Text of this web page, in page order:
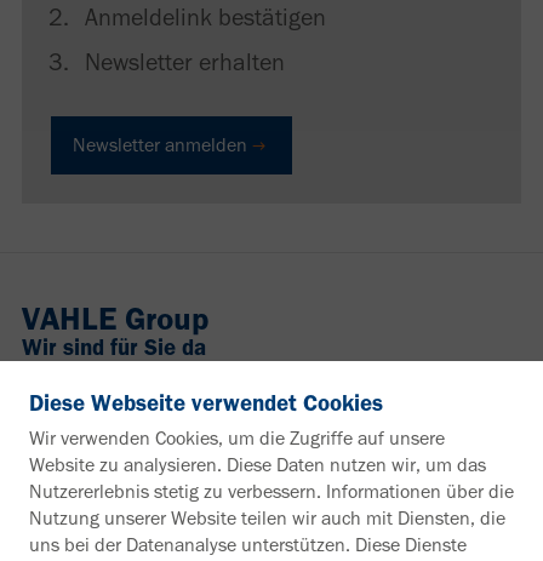
Anmeldelink bestätigen
Newsletter erhalten
Newsletter anmelden
VAHLE Group
Wir sind für Sie da
+49 2307 704-0
info@vahle.de
Paul Vahle GmbH & Co. KG
Westicker Str. 52
59174 Kamen
Deutschland
Diese Webseite verwendet Cookies
Wir verwenden Cookies, um die Zugriffe auf unsere
Website zu analysieren. Diese Daten nutzen wir, um das
Nutzererlebnis stetig zu verbessern. Informationen über die
Nutzung unserer Website teilen wir auch mit Diensten, die
uns bei der Datenanalyse unterstützen. Diese Dienste